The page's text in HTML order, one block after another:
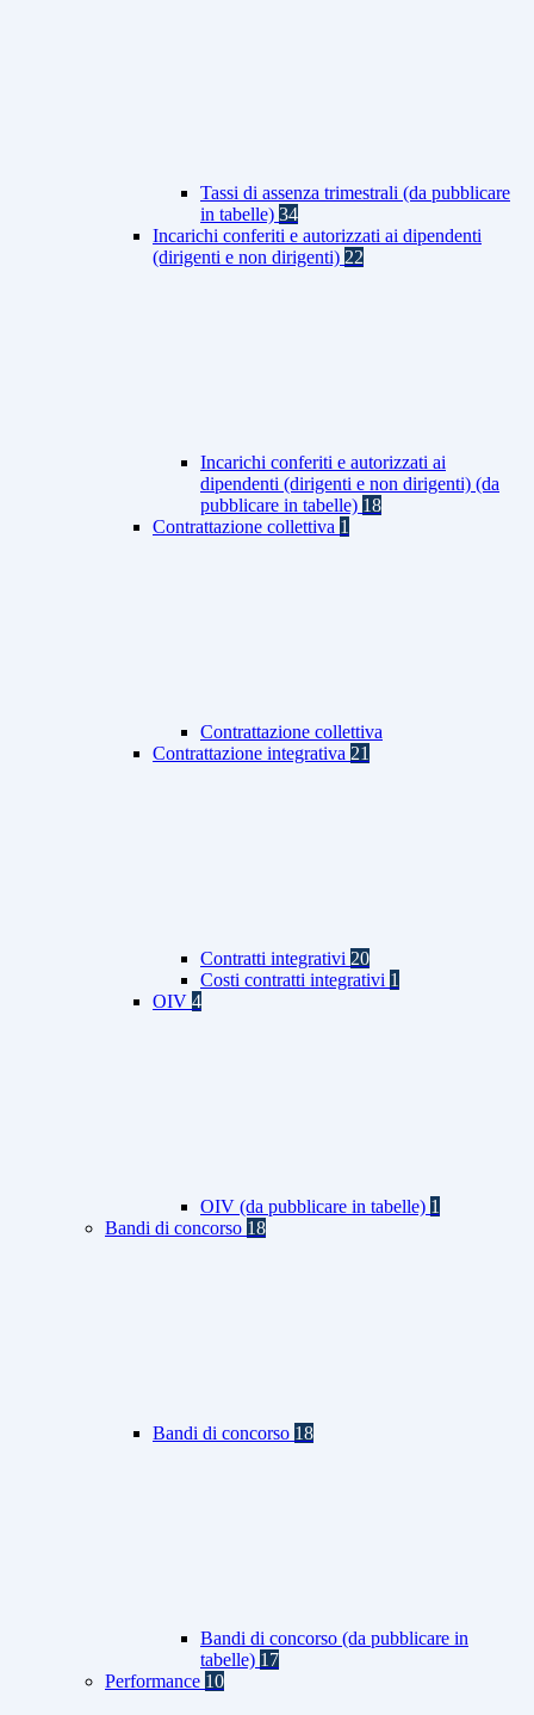
Tassi di assenza trimestrali (da pubblicare
in tabelle) 34
Incarichi conferiti e autorizzati ai dipendenti
(dirigenti e non dirigenti) 22
Incarichi conferiti e autorizzati ai
dipendenti (dirigenti e non dirigenti) (da
pubblicare in tabelle) 18
Contrattazione collettiva 1
Contrattazione collettiva
Contrattazione integrativa 21
Contratti integrativi 20
Costi contratti integrativi 1
OIV 4
OIV (da pubblicare in tabelle) 1
Bandi di concorso 18
Bandi di concorso 18
Bandi di concorso (da pubblicare in
tabelle) 17
Performance 10